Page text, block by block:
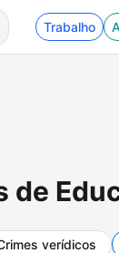
Trabalho
de
verídicos